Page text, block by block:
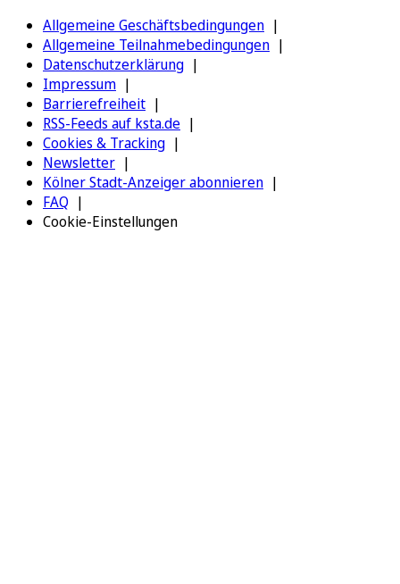
Allgemeine Geschäftsbedingungen
Allgemeine Teilnahmebedingungen
Datenschutzerklärung
Impressum
Barrierefreiheit
RSS-Feeds auf ksta.de
Cookies & Tracking
Newsletter
Kölner Stadt-Anzeiger abonnieren
FAQ
Cookie-Einstellungen